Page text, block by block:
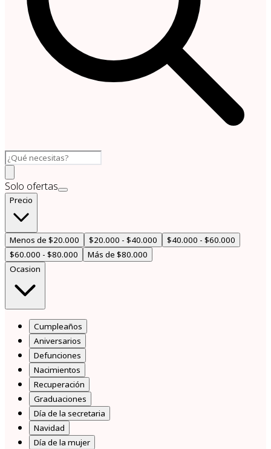
Solo ofertas
Precio
Menos de $20.000 $20.000 - $40.000
$40.000 - $60.000
$60.000 - $80.000
Más de $80.000
Ocasion
Cumpleaños
Aniversarios
Defunciones
Nacimientos
Recuperación
Graduaciones
Día de la secretaria
Navidad
Día de la mujer